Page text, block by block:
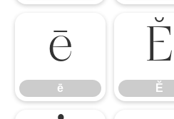
ē
ē
Ĕ
Ĕ